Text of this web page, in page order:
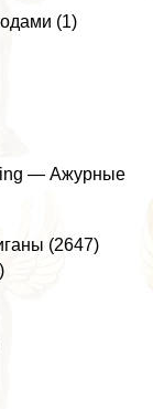
(1)
— Ажурные
(2647)